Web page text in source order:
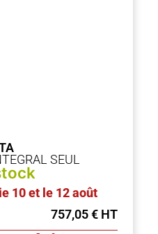
SEUL
10 et le 12 août
757,05€